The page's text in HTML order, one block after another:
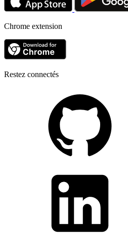
Chrome extension
Restez connectés